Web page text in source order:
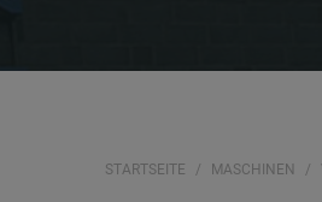
STARTSEITE MASCHINEN